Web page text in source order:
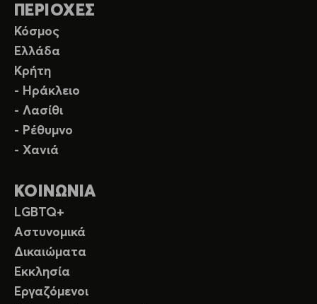
ΠΕΡΙΟΧΕΣ
Κόσμος
Ελλάδα
Κρήτη
- Ηράκλειο
- Λασίθι
- Ρέθυμνο
- Χανιά
ΚΟΙΝΩΝΙΑ
LGBTQ+
Αστυνομικά
Δικαιώματα
Εκκλησία
Εργαζόμενοι